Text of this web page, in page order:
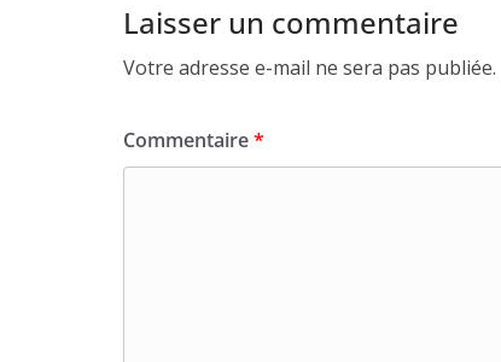
Laisser un commentaire
Votre adresse e-mail ne sera pas publiée.
Commentaire*